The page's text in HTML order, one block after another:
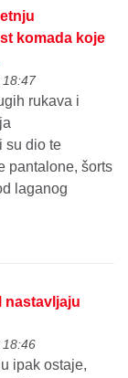
komada koje
18:47
rukava i
su dio te
pantalone, šorts
laganog
nastavljaju
18:46
ipak ostaje,